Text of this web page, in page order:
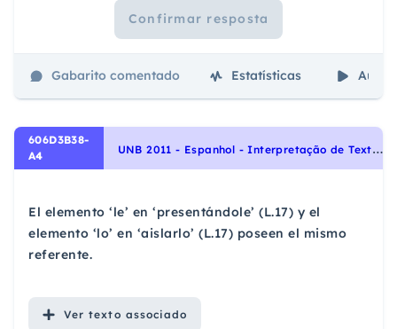
Confirmar resposta
Gabarito comentado Estatísticas Aulas
606D3B38-
A4
U
NB 2011 - Espanhol - Interpretação de Texto | Comprensión de Lectura
El elemento ‘le’ en ‘presentándole’ (L.17) y el
elemento ‘lo’ en ‘aislarlo’ (L.17) poseen el mismo
referente.
Ver texto associado